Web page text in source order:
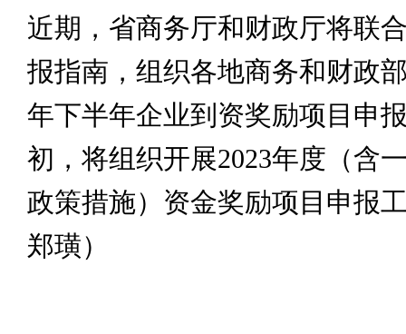
近期，省商务厅和财政厅将联
报指南，组织各地商务和财政
年下半年企业到资奖励项目申
初，将组织开展2023年度（含
政策措施）资金奖励项目申报
郑璜）